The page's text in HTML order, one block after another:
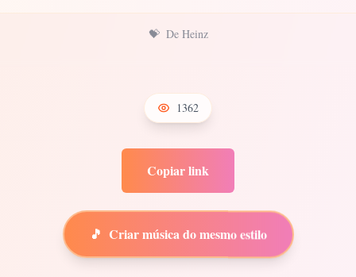
💝 De Heinz
1362
Copiar link
🎵 Criar música do mesmo estilo